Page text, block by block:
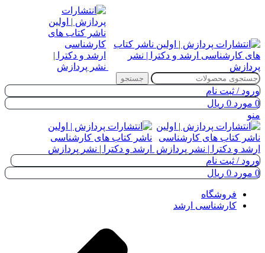
جستجو
ورود / ثبت نام
0 مورد 0 ریال
منو
ورود / ثبت نام
0 مورد 0 ریال
فروشگاه
کارشناسی ارشد